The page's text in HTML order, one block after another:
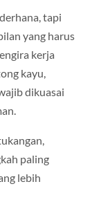
tapi
yang harus
kerja
kayu,
dikuasai
paling
lebih